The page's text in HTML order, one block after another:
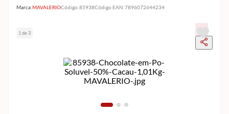
Marca:MAVALERIOCódigo:85938Código EAN:7896072644234
1 de 3